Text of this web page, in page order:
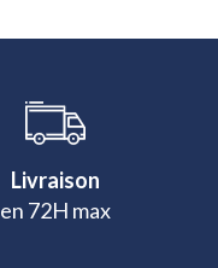
Livraison
en 72H max